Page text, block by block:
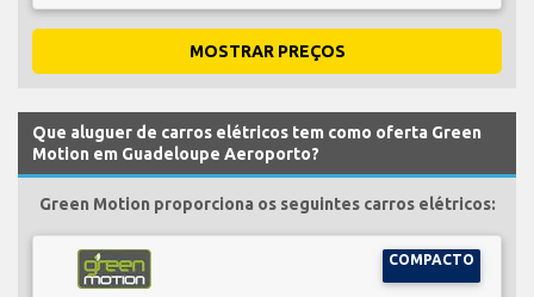
MOSTRAR PREÇOS
Que aluguer de carros elétricos tem como oferta Green
Motion em Guadeloupe Aeroporto?
Green Motion proporciona os seguintes carros elétricos:
COMPACTO